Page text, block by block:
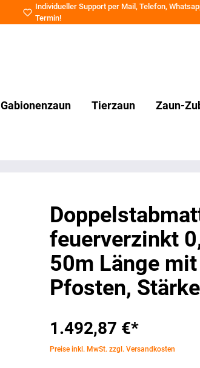
Individueller Support per Mail , Telefon,
Termin!
Gabionenzaun Tierzaun Zaun-
feuerverzinkt
50m Länge
Pfosten,
1.492,87 €*
Preise inkl. MwSt. zzgl. Versandkosten